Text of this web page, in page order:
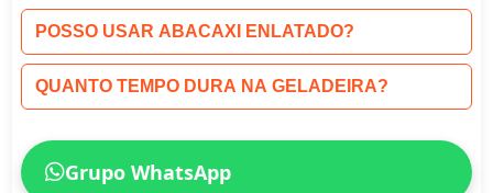
POSSO USAR ABACAXI ENLATADO?
QUANTO TEMPO DURA NA GELADEIRA?
Grupo WhatsApp